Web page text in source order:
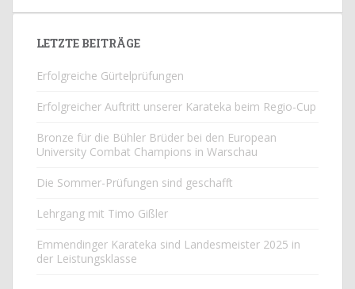
LETZTE BEITRÄGE
Erfolgreiche Gürtelprüfungen
Erfolgreicher Auftritt unserer Karateka beim Regio-Cup
Bronze für die Bühler Brüder bei den European
University Combat Champions in Warschau
Die Sommer-Prüfungen sind geschafft
Lehrgang mit Timo Gißler
Emmendinger Karateka sind Landesmeister 2025 in
der Leistungsklasse